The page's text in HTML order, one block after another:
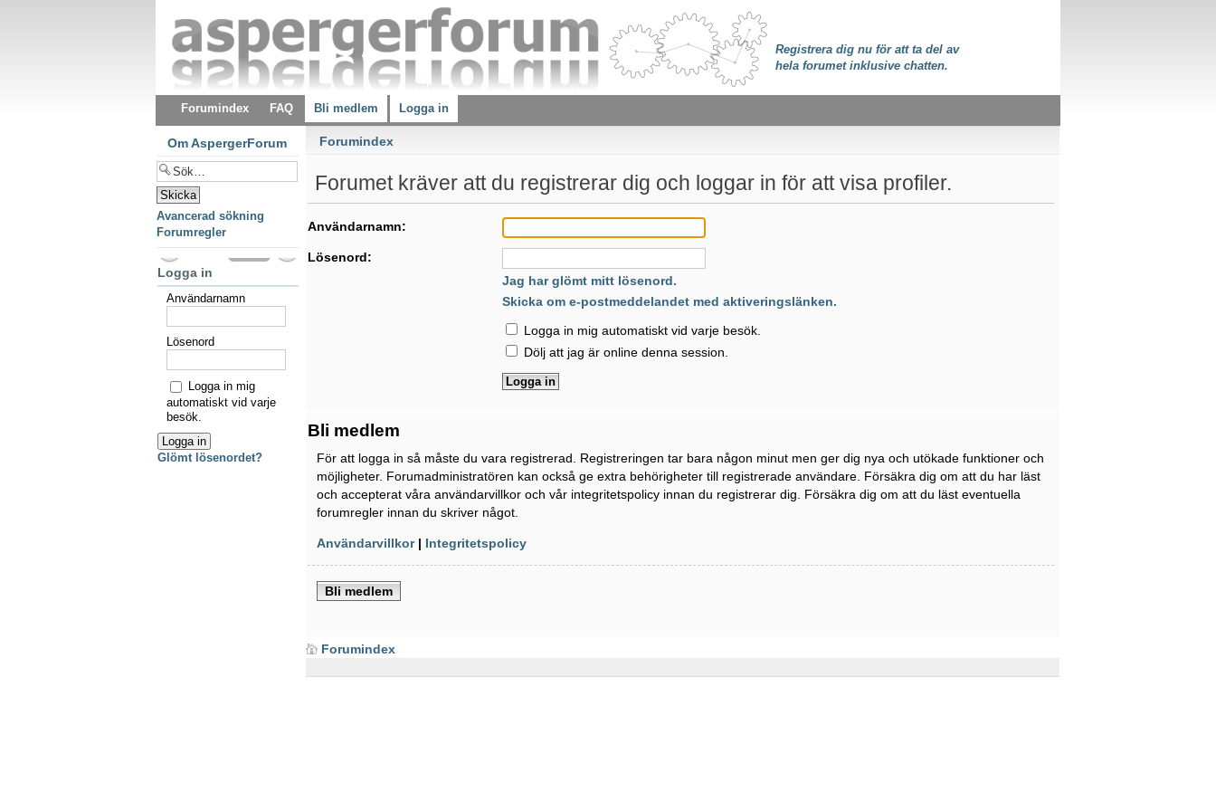
Registrera dig nu för att ta del av
hela forumet inklusive chatten.
Forumindex FAQ Bli medlem Logga in
Forumindex
Forumet kräver att du registrerar dig och loggar in för att visa profiler.
Användarnamn:
Lösenord:
Jag har glömt mitt lösenord.
Skicka om e-postmeddelandet med aktiveringslänken.
Logga in mig automatiskt vid varje besök.
Dölj att jag är online denna session.
Bli medlem
För att logga in så måste du vara registrerad. Registreringen tar bara någon minut men ger dig nya och utökade funktioner och
möjligheter. Forumadministratören kan också ge extra behörigheter till registrerade användare. Försäkra dig om att du har läst
och accepterat våra användarvillkor och vår integritetspolicy innan du registrerar dig. Försäkra dig om att du läst eventuella
forumregler innan du skriver något.
Användarvillkor| Integritetspolicy
Bli medlem
Forumindex
Om AspergerForum
Avancerad sökning
Forumregler
Logga in
Användarnamn
Lösenord
Logga in mig
automatiskt vid varje
besök.
Glömt lösenordet?